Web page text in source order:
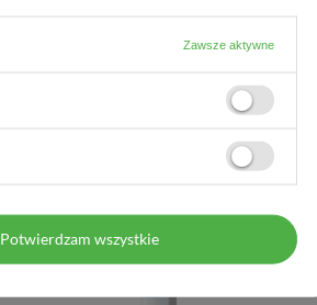
Zawsze aktywne
Potwierdzam wszystkie